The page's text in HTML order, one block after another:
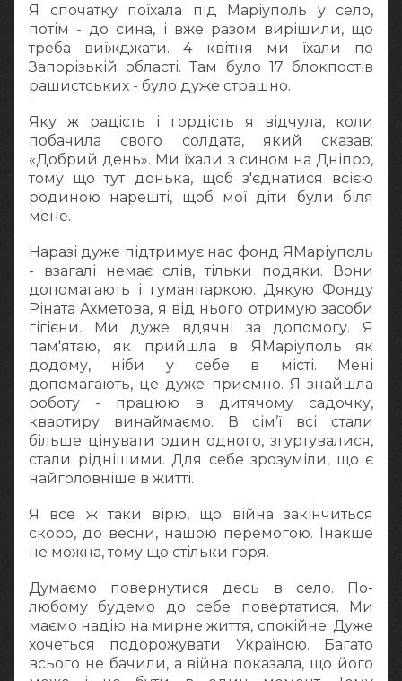
Я спочатку поїхала під Маріуполь у село,
потім - до сина, і вже разом вирішили, що
треба виїжджати. 4 квітня ми їхали по
Запорізькій області. Там було 17 блокпостів
рашистських - було дуже страшно.
Яку ж радість і гордість я відчула, коли
побачила свого солдата, який сказав:
«Добрий день». Ми їхали з сином на Дніпро,
тому що тут донька, щоб з'єднатися всією
родиною нарешті, щоб мої діти були біля
мене.
Наразі дуже підтримує нас фонд ЯМаріуполь
- взагалі немає слів, тільки подяки. Вони
допомагають і гуманітаркою. Дякую Фонду
Ріната Ахметова, я від нього отримую засоби
гігієни. Ми дуже вдячні за допомогу. Я
пам'ятаю, як прийшла в ЯМаріуполь як
додому, ніби у себе в місті. Мені
допомагають, це дуже приємно. Я знайшла
роботу - працюю в дитячому садочку,
квартиру винаймаємо. В сім’ї всі стали
більше цінувати один одного, згуртувалися,
стали ріднішими. Для себе зрозуміли, що є
найголовніше в житті.
Я все ж таки вірю, що війна закінчиться
скоро, до весни, нашою перемогою. Інакше
не можна, тому що стільки горя.
Думаємо повернутися десь в село. По-
любому будемо до себе повертатися. Ми
маємо надію на мирне життя, спокійне. Дуже
хочеться подорожувати Україною. Багато
всього не бачили, а війна показала, що його